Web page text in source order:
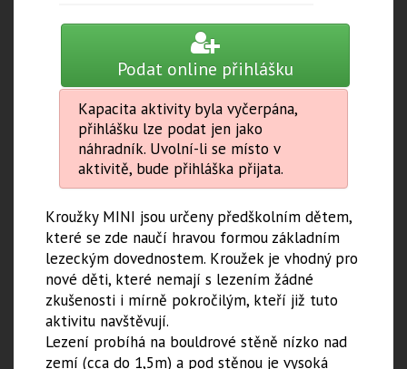
Podat online přihlášku
Kapacita aktivity byla vyčerpána,
přihlášku lze podat jen jako
náhradník. Uvolní-li se místo v
aktivitě, bude přihláška přijata.
Kroužky MINI jsou určeny předškolním dětem,
které se zde naučí hravou formou základním
lezeckým dovednostem. Kroužek je vhodný pro
nové děti, které nemají s lezením žádné
zkušenosti i mírně pokročilým, kteří již tuto
aktivitu navštěvují.
Lezení probíhá na bouldrové stěně nízko nad
zemí (cca do 1,5m) a pod stěnou je vysoká